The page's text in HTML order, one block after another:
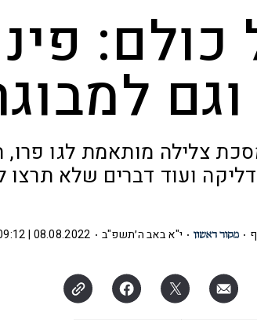
צלילה מותאמת לגו פרו,
ועוד דברים שלא
י"א באב ה׳תשפ"ב 08.08.2022 | 09:12